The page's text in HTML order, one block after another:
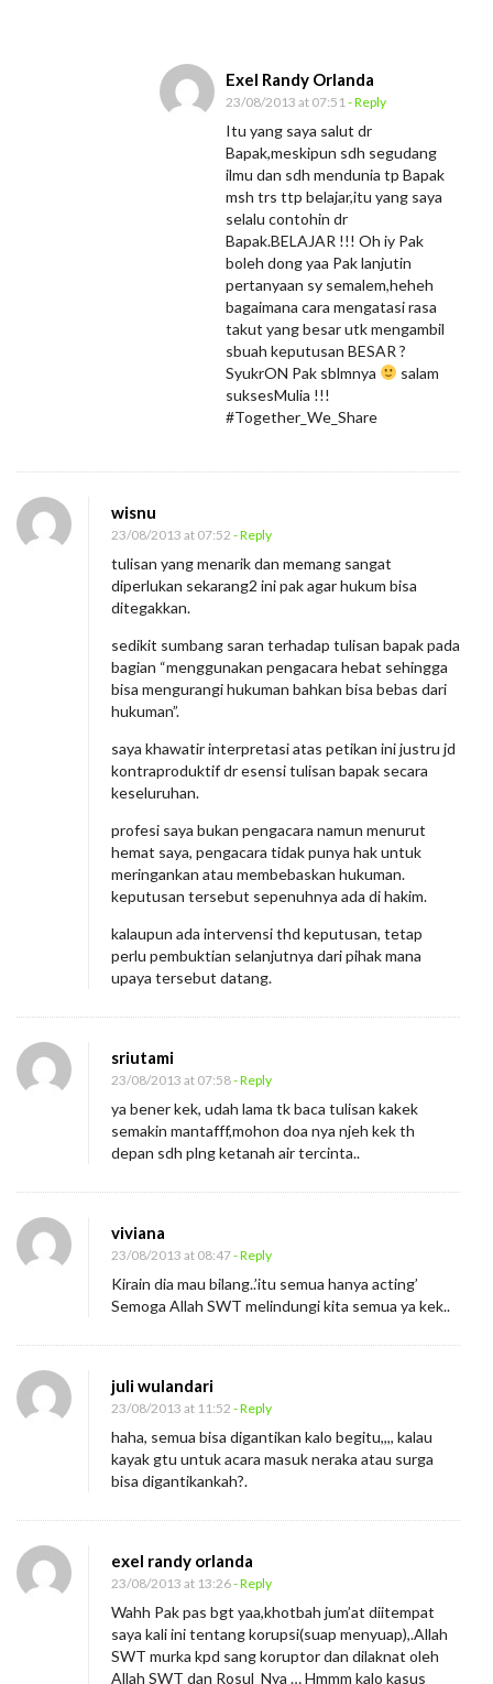
Exel Randy Orlanda
23/08/2013 at 07:51 - Reply
Itu yang saya salut dr
Bapak,meskipun sdh segudang
ilmu dan sdh mendunia tp Bapak
msh trs ttp belajar,itu yang saya
selalu contohin dr
Bapak.BELAJAR !!! Oh iy Pak
boleh dong yaa Pak lanjutin
pertanyaan sy semalem,heheh
bagaimana cara mengatasi rasa
takut yang besar utk mengambil
sbuah keputusan BESAR ?
SyukrON Pak sblmnya
salam
suksesMulia !!!
#Together_We_Share
wisnu
23/08/2013 at 07:52 - Reply
tulisan yang menarik dan memang sangat
diperlukan sekarang2 ini pak agar hukum bisa
ditegakkan.
sedikit sumbang saran terhadap tulisan bapak pada
bagian “menggunakan pengacara hebat sehingga
bisa mengurangi hukuman bahkan bisa bebas dari
hukuman”.
saya khawatir interpretasi atas petikan ini justru jd
kontraproduktif dr esensi tulisan bapak secara
keseluruhan.
profesi saya bukan pengacara namun menurut
hemat saya, pengacara tidak punya hak untuk
meringankan atau membebaskan hukuman.
keputusan tersebut sepenuhnya ada di hakim.
kalaupun ada intervensi thd keputusan, tetap
perlu pembuktian selanjutnya dari pihak mana
upaya tersebut datang.
sriutami
23/08/2013 at 07:58- Reply
ya bener kek, udah lama tk baca tulisan kakek
semakin mantafff,mohon doa nya njeh kek th
depan sdh plng ketanah air tercinta..
viviana
23/08/2013 at 08:47- Reply
Kirain dia mau bilang..’itu semua hanya acting’
Semoga Allah SWT melindungi kita semua ya kek..
juli wulandari
23/08/2013 at 11:52 - Reply
haha, semua bisa digantikan kalo begitu,,,, kalau
kayak gtu untuk acara masuk neraka atau surga
bisa digantikankah?.
exel randy orlanda
23/08/2013 at 13:26- Reply
Wahh Pak pas bgt yaa,khotbah jum’at diitempat
saya kali ini tentang korupsi(suap menyuap),.Allah
SWT murka kpd sang koruptor dan dilaknat oleh
Allah SWT dan Rosul_Nya … Hmmm kalo kasus